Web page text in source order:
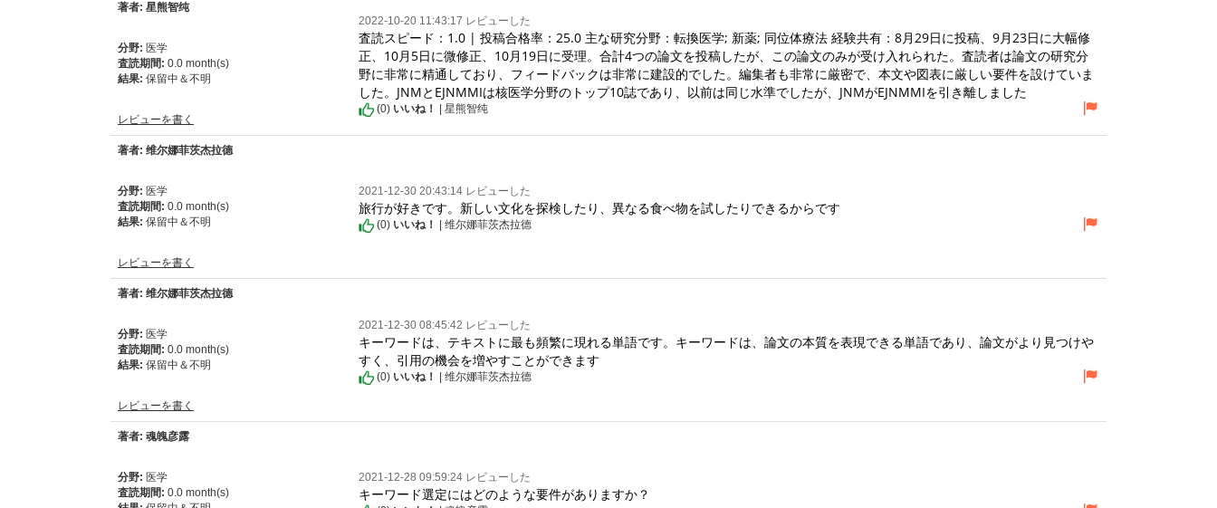
著者: 星熊智纯
分野: 医学
査読期間: 0.0 month(s)
結果: 保留中＆不明
レビューを書く
2022-10-20 11:43:17 レビューした
査読スピード：1.0 | 投稿合格率：25.0 主な研究分野：転換医学; 新薬; 同位体療法 経験共有：8月29日に投稿、9月23日に大幅修
正、10月5日に微修正、10月19日に受理。合計4つの論文を投稿したが、この論文のみが受け入れられた。査読者は論文の研究分
野に非常に精通しており、フィードバックは非常に建設的でした。編集者も非常に厳密で、本文や図表に厳しい要件を設けていま
した。JNMとEJNMMIは核医学分野のトップ10誌であり、以前は同じ水準でしたが、JNMがEJNMMIを引き離しました
(0) いいね！ | 星熊智纯
著者: 维尔娜菲茨杰拉德
分野: 医学
査読期間: 0.0 month(s)
結果: 保留中＆不明
レビューを書く
2021-12-30 20:43:14 レビューした
旅行が好きです。新しい文化を探検したり、異なる食べ物を試したりできるからです
(0) いいね！ | 维尔娜菲茨杰拉德
著者: 维尔娜菲茨杰拉德
分野: 医学
査読期間: 0.0 month(s)
結果: 保留中＆不明
レビューを書く
2021-12-30 08:45:42 レビューした
キーワードは、テキストに最も頻繁に現れる単語です。キーワードは、論文の本質を表現できる単語であり、論文がより見つけや
すく、引用の機会を増やすことができます
(0) いいね！ | 维尔娜菲茨杰拉德
著者: 魂魄彦露
分野: 医学
査読期間: 0.0 month(s)
2021-12-28 09:59:24 レビューした
キーワード選定にはどのような要件がありますか？